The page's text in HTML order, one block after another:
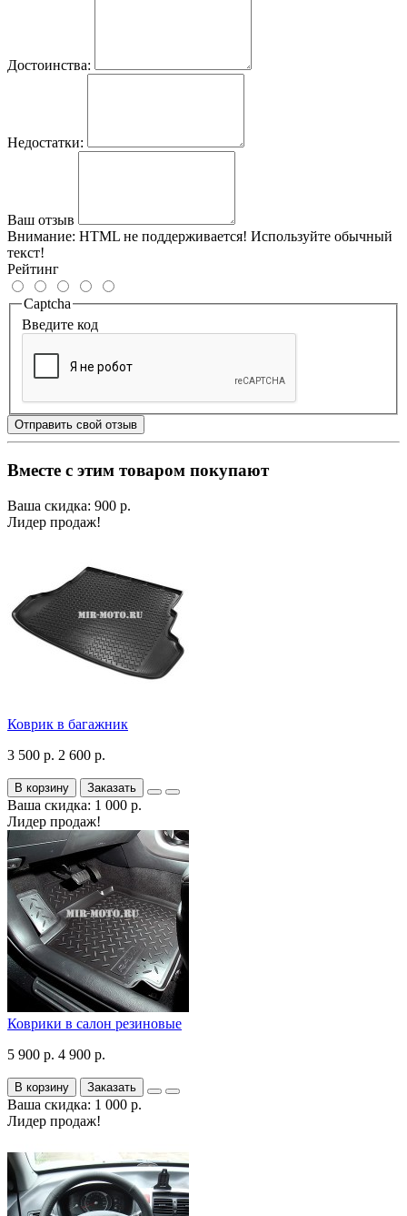
Достоинства:
Недостатки:
Ваш отзыв
Внимание: HTML не поддерживается! Используйте обычный
текст!
Рейтинг
Captcha
Введите код
Отправить свой отзыв
Вместе с этим товаром покупают
Ваша скидка: 900 р.
Лидер продаж!
Коврик в багажник
3 500 р. 2 600 р.
В корзину Заказать
Ваша скидка: 1 000 р.
Лидер продаж!
Коврики в салон резиновые
5 900 р. 4 900 р.
В корзину Заказать
Ваша скидка: 1 000 р.
Лидер продаж!